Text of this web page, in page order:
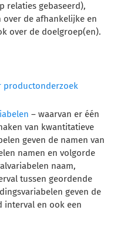
relaties gebaseerd),
de afhankelijke en
over de doelgroep(en).
productonderzoek
– waarvan er één
van kwantitatieve
geven de namen van
namen en volgorde
naam,
tussen geordende
geven de
interval en ook een